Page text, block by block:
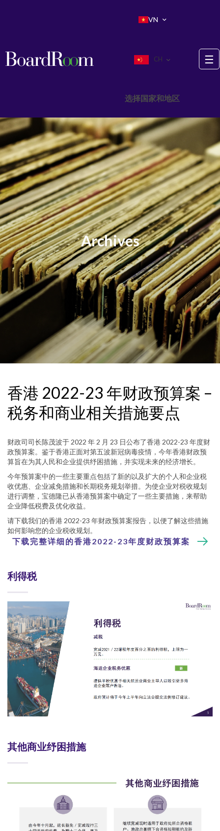
VN
CH
选择国家和地区
☰
Archives
香港 2022-23 年财政预算案 –
税务和商业相关措施要点
财政司司长陈茂波于 2022 年 2 月 23 日公布了香港 2022-23 年度财
政预算案。鉴于香港正面对第五波新冠病毒疫情，今年香港财政预
算旨在为其人民和企业提供纾困措施，并实现未来的经济增长。
今年预算案中的一些主要重点包括了新的以及扩大的个人和企业税
收优惠、企业减免措施和长期税务规划举措。为使企业对税收规划
进行调整，宝德隆已从香港预算案中确定了一些主要措施，来帮助
企业降低税费及优化收益。
请下载我们的香港 2022-23 年财政预算案报告，以便了解这些措施
如何影响您的企业税收规划。
下载完整详细的香港2022-23年度财政预算案
利得税
其他商业纾困措施